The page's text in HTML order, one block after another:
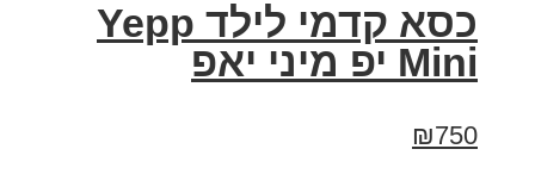
כסא קדמי לילד Yepp
Mini יפ מיני יאפ
₪750